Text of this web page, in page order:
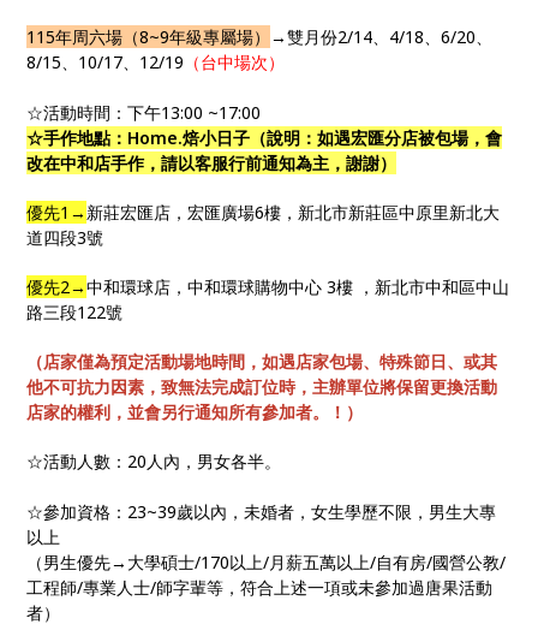
115年周六場（8~9年級專屬場） →雙月份2/14、4/18、6/20、
8/15、10/17、12/19 （台中場次）
☆活動時間：下午13:00 ~17:00
☆手作地點：Home.焙小日子（說明：如遇宏匯分店被包場，會
改在中和店手作，請以客服行前通知為主，謝謝）
優先1→ 新莊宏匯店，宏匯廣場6樓，新北市新莊區中原里新北大
道四段3號
優先2→中和環球店，中和環球購物中心 3樓 ，新北市中和區中山
路三段122號
（店家僅為預定活動場地時間，如遇店家包場、特殊節日、或其
他不可抗力因素，致無法完成訂位時，主辦單位將保留更換活動
店家的權利，並會另行通知所有參加者。！）
☆活動人數：20人內，男女各半。
☆參加資格：23~39歲以內，未婚者，女生學歷不限，男生大專
以上
（男生優先→大學碩士/170以上/月薪五萬以上/自有房/國營公教/
工程師/專業人士/師字輩等，符合上述一項或未參加過唐果活動
者）